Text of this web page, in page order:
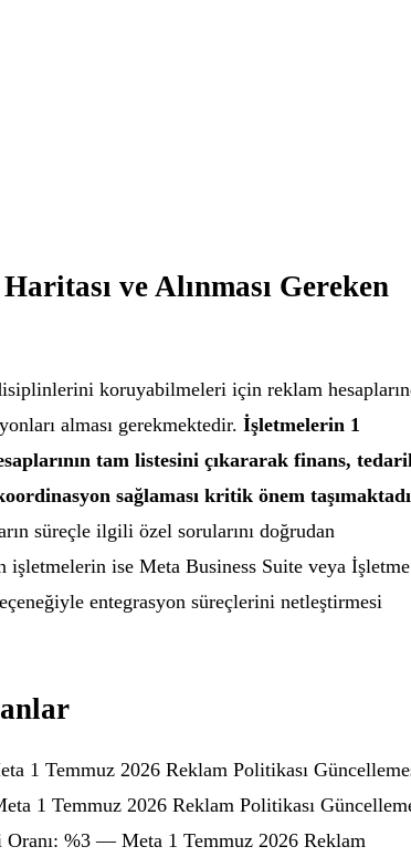
ve Alınması Gereken
koruyabilmeleri için reklam
alması gerekmektedir.İşletmelerin 1
tam listesini çıkararak finans,
sağlaması kritik önem
süreçle ilgili özel sorularını doğrudan
ise Meta Business Suite veya İşletme
entegrasyon süreçlerini netleştirmesi
1 Temmuz 2026 Reklam Politikası
1 Temmuz 2026 Reklam Politikası
%3 — Meta 1 Temmuz 2026 Reklam